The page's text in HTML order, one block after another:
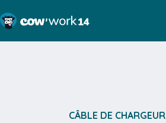
au
contenu
CÂBLE DE CHARGEUR